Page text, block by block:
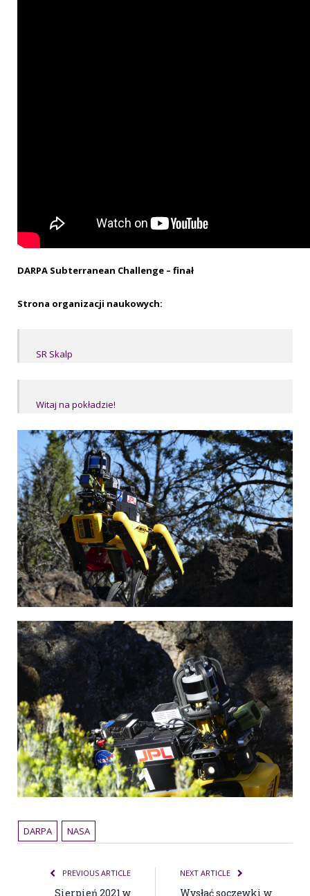
DARPA Subterranean Challenge – finał
Strona organizacji naukowych:
SR Skalp
Witaj na pokładzie!
DARPA NASA
PREVIOUS ARTICLE
Sierpień 2021 w
NEXT ARTICLE
Wysłać soczewki w